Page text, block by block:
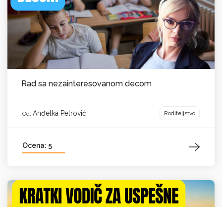
Rad sa nezainteresovanom decom
Od: Anđelka Petrović Roditeljstvo
Ocena: 5